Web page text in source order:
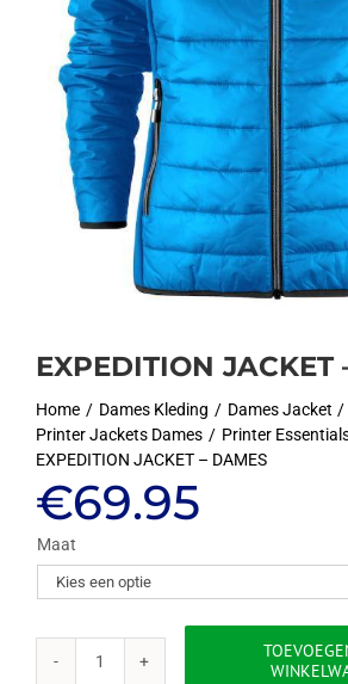
EXPEDITION JACKET
Home Dames Kleding
Dames Jacket
Printer Jackets Dames
Printer
EXPEDITION JACKET – DAMES
€69.95
Maat
EXPEDITION